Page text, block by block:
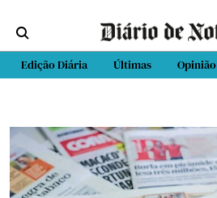
Edição Diária Últimas Opinião